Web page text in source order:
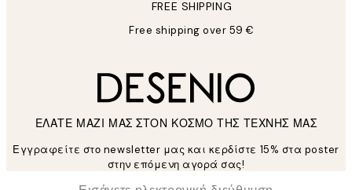
FREE SHIPPING
Free shipping over 59 €
ΕΛΑΤΕ ΜΑΖΙ ΜΑΣ ΣΤΟΝ ΚΟΣΜΟ ΤΗΣ ΤΕΧΝΗΣ ΜΑΣ
Εγγραφείτε στο newsletter μας και κερδίστε 15% στα poster
στην επόμενη αγορά σας!
Ηλεκτρονική Διεύθυνση